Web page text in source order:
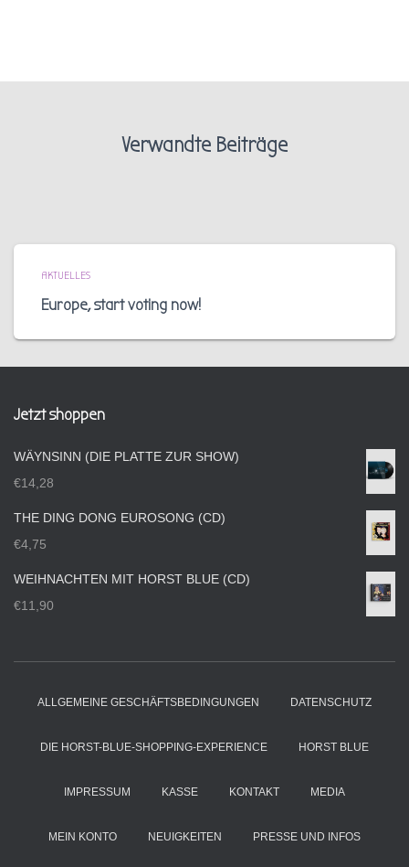
Verwandte Beiträge
AKTUELLES
Europe, start voting now!
Jetzt shoppen
WÄYNSINN (DIE PLATTE ZUR SHOW)
€14,28
THE DING DONG EUROSONG (CD)
€4,75
WEIHNACHTEN MIT HORST BLUE (CD)
€11,90
ALLGEMEINE GESCHÄFTSBEDINGUNGEN DATENSCHUTZ
DIE HORST-BLUE-SHOPPING-EXPERIENCE HORST BLUE
IMPRESSUM KASSE KONTAKT MEDIA
MEIN KONTO NEUIGKEITEN PRESSE UND INFOS